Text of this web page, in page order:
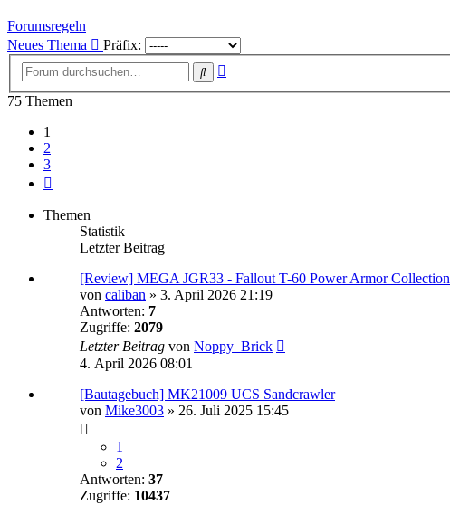
Forumsregeln
Neues Thema
Präfix:
Suche
75 Themen
1
2
3
Themen
Statistik
Letzter Beitrag
[Review] MEGA JGR33 - Fallout T-60 Power Armor Collection
von caliban » 3. April 2026 21:19
Antworten: 7
Zugriffe: 2079
Letzter Beitrag von Noppy_Brick
4. April 2026 08:01
[Bautagebuch] MK21009 UCS Sandcrawler
von Mike3003 » 26. Juli 2025 15:45
1
2
Antworten: 37
Zugriffe: 10437